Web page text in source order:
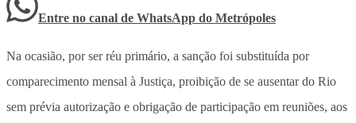
Entre no canal de WhatsApp do Metrópoles
Na ocasião, por ser réu primário, a sanção foi substituída por
comparecimento mensal à Justiça, proibição de se ausentar do Rio
sem prévia autorização e obrigação de participação em reuniões, aos